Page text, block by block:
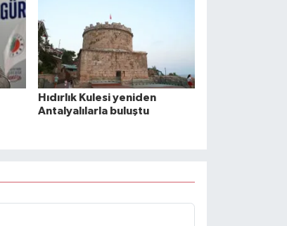
Hıdırlık Kulesi yeniden
Antalyalılarla buluştu